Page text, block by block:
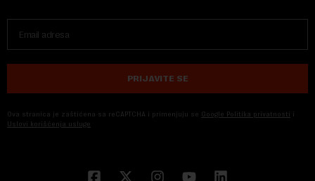
PRIJAVITE SE
Ova stranica je zaštićena sa reCAPTCHA i primenjuju se Google Politika privatnosti i
Uslovi korišćenja usluge